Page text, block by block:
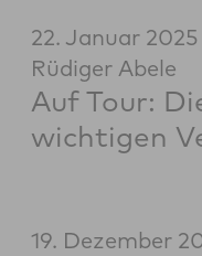
22. Januar 2025
Rüdiger Abele
Auf Tour:
wichtigen
19. Dezember